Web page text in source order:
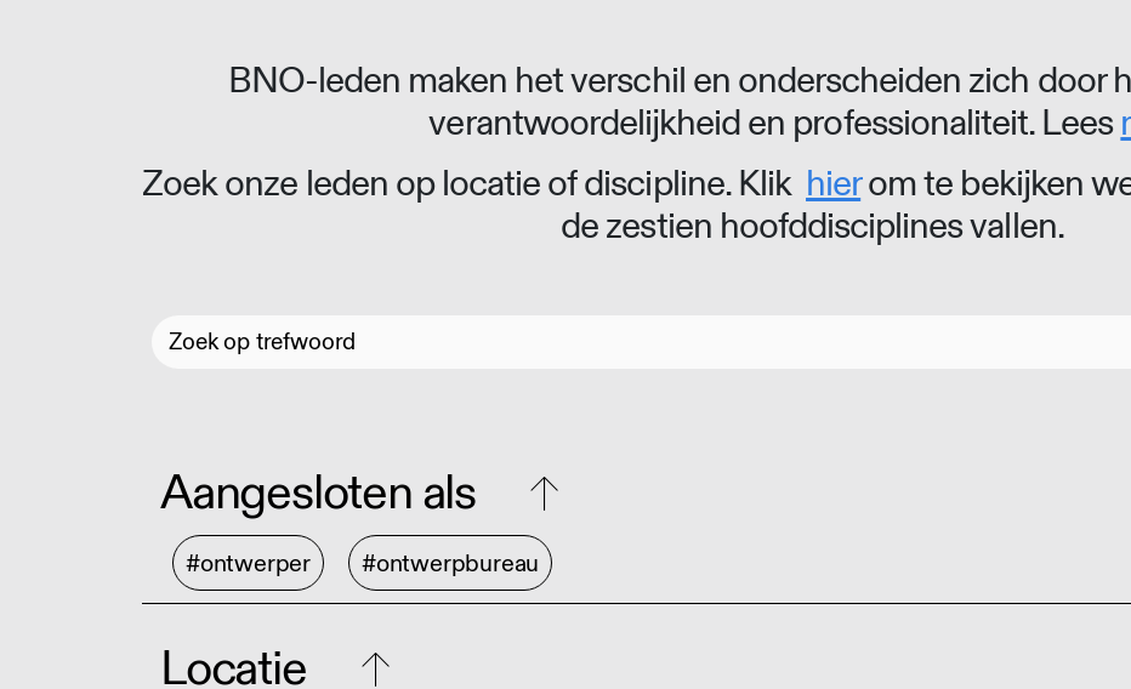
BNO-leden maken het verschil en onderscheiden zich door
verantwoordelijkheid en professionaliteit. Lees
Zoek onze leden op locatie of discipline. Klik hierom te bekijken
de zestien hoofddisciplines vallen.
Aangesloten als
#ontwerper #ontwerpbureau
Locatie